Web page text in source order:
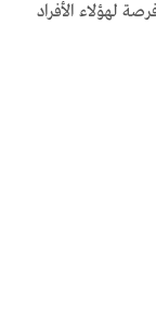
لهؤلاء الأفراد